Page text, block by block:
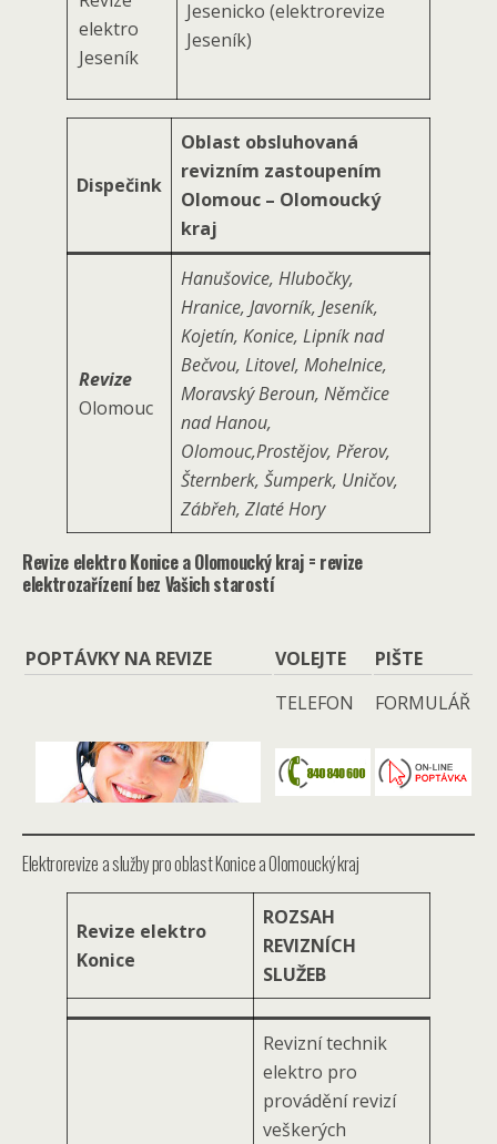
elektro
Jeseník
Jesenicko (elektrorevize
Jeseník)
Dispečink
Oblast obsluhovaná
revizním zastoupením
Olomouc – Olomoucký
kraj
Revize
Olomouc
Hanušovice, Hlubočky,
Hranice, Javorník, Jeseník,
Kojetín, Konice, Lipník nad
Bečvou, Litovel, Mohelnice,
Moravský Beroun, Němčice
nad Hanou,
Olomouc,Prostějov, Přerov,
Šternberk, Šumperk, Uničov,
Zábřeh, Zlaté Hory
Revize elektro Konice a Olomoucký kraj = revize
elektrozařízení bez Vašich starostí
POPTÁVKY NA REVIZE VOLEJTE
PIŠTE
TELEFON
FORMULÁŘ
Elektrorevize a služby pro oblast Konice a Olomoucký kraj
Revize elektro
Konice
ROZSAH
REVIZNÍCH
SLUŽEB
Revizní technik
elektro pro
provádění revizí
veškerých